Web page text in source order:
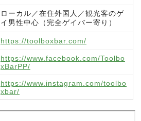
ローカル／在住外国人／観光客のゲ
イ男性中心（完全ゲイバー寄り）
https://toolboxbar.com/
https://www.facebook.com/Toolbo
xBarPP/
https://www.instagram.com/toolbo
xbar/